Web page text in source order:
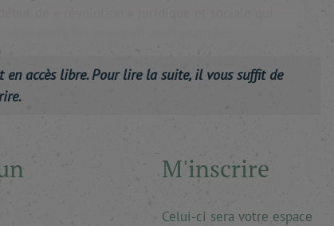
en accès libre. Pour lire la suite, il vous suffit de
M'inscrire
Celui-ci sera votre espace